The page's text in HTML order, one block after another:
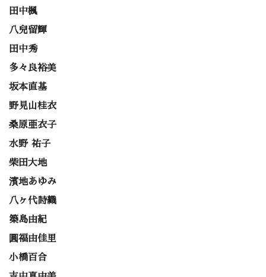
田中楓
八兒留輝
田中秀
多々良裕美
坂本直基
野見山桂衣
桑原亜衣子
水野 祐子
柴田大地
濱地あゆみ
八ヶ代詩織
築島由紀
圓福由佳里
小橋百合